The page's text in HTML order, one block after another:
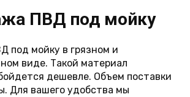
ПВД под мойку
под мойку в грязном и
виде. Такой материал
дешевле. Объем поставки
Для вашего удобства мы